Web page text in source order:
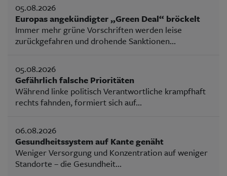
05.08.2026
Europas angekündigter „Green Deal“ bröckelt
Immer mehr grüne Vorschriften werden leise
zurückgefahren und drohende Sanktionen...
05.08.2026
Gefährlich falsche Prioritäten
Während linke politisch Verantwortliche krampfhaft
rechts fahnden, formiert sich auf...
06.08.2026
Gesundheitssystem auf Kante genäht
Weniger Versorgung und Konzentration auf weniger
Standorte – die Gesundheit...